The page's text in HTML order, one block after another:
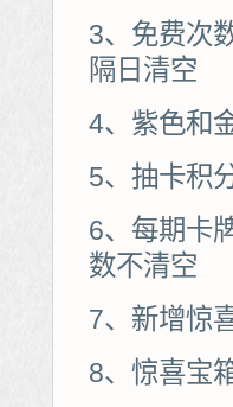
3、免费次
隔日清空
4、紫色和
5、抽卡积
6、每期卡
数不清空
7、新增惊
8、惊喜宝